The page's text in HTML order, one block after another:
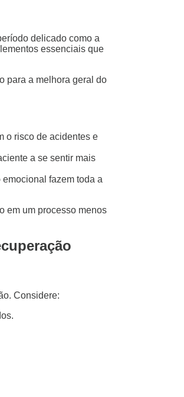
delicado como a
essenciais que
para a melhora geral do
o risco de acidentes e
a se sentir mais
fazem toda a
em um processo menos
Considere: